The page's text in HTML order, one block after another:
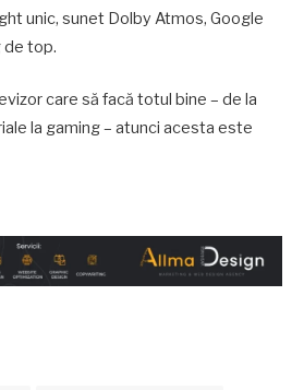
unic, sunet Dolby Atmos, Google
de top.
care să facă totul bine – de la
la gaming – atunci acesta este